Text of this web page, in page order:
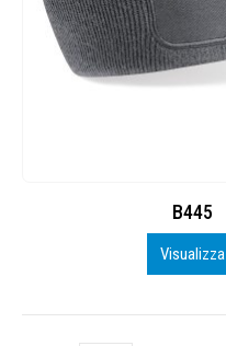
B445
Visualizza